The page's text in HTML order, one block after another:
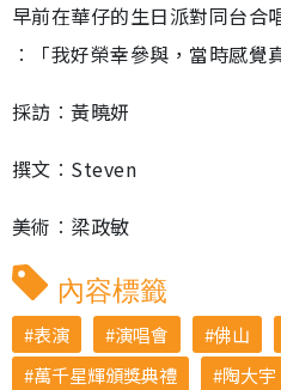
早前在華仔的生日派對同台合
︰「我好榮幸參與，當時感覺
採訪︰黃曉妍
撰文︰Steven
美術︰梁政敏
內容標籤
表演 演唱會 佛山
萬千星輝頒獎典禮
陶大宇